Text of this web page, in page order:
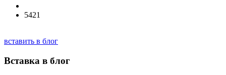
5421
вставить в блог
Вставка в блог